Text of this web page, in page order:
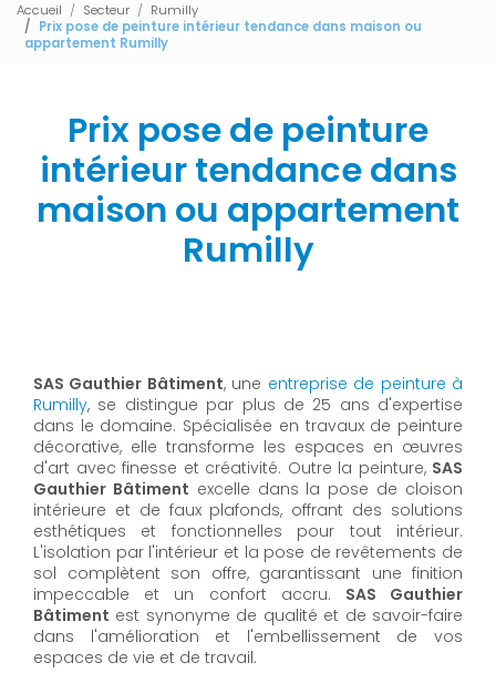
Accueil Secteur
Rumilly
Prix pose de peinture intérieur tendance dans maison ou
appartement Rumilly
Prix pose de peinture
intérieur tendance dans
maison ou appartement
Rumilly
SAS Gauthier Bâtiment, une entreprise de peinture à
Rumilly, se distingue par plus de 25 ans d'expertise
dans le domaine. Spécialisée en travaux de peinture
décorative, elle transforme les espaces en œuvres
d'art avec finesse et créativité. Outre la peinture, SAS
Gauthier Bâtiment excelle dans la pose de cloison
intérieure et de faux plafonds, offrant des solutions
esthétiques et fonctionnelles pour tout intérieur.
L'isolation par l'intérieur et la pose de revêtements de
sol complètent son offre, garantissant une finition
impeccable et un confort accru. SAS Gauthier
Bâtiment est synonyme de qualité et de savoir-faire
dans l'amélioration et l'embellissement de vos
espaces de vie et de travail.